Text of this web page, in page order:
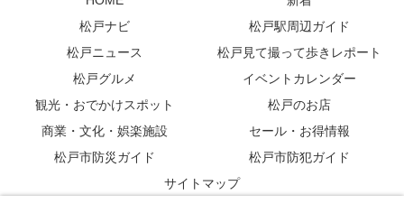
松戸ナビ
松戸駅周辺ガイド
松戸ニュース
松戸見て撮って歩きレポート
松戸グルメ
イベントカレンダー
観光・おでかけスポット
松戸のお店
商業・文化・娯楽施設
セール・お得情報
松戸市防災ガイド
松戸市防犯ガイド
サイトマップ